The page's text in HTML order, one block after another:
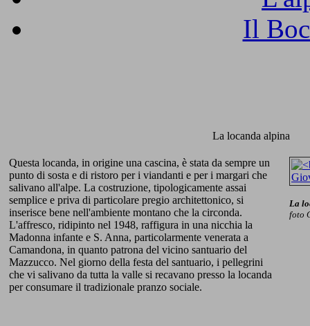
Il
La locanda alpina
Questa locanda, in origine una cascina, è stata da sempre un
punto di sosta e di ristoro per i viandanti e per i margari che
salivano all'alpe. La costruzione, tipologicamente assai
semplice e priva di particolare pregio architettonico, si
inserisce bene nell'ambiente montano che la circonda.
L'affresco, ridipinto nel 1948, raffigura in una nicchia la
Madonna infante e S. Anna, particolarmente venerata a
Camandona, in quanto patrona del vicino santuario del
Mazzucco. Nel giorno della festa del santuario, i pellegrini
che vi salivano da tutta la valle si recavano presso la locanda
per consumare il tradizionale pranzo sociale.
La
foto